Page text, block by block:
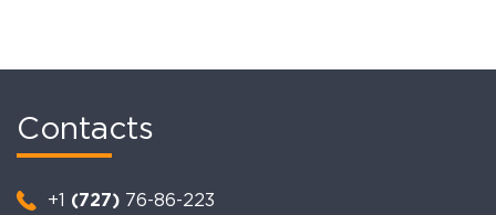
Розмір:24х120
Вид:Металевий навіс
Contacts
+1 (727) 76-86-223